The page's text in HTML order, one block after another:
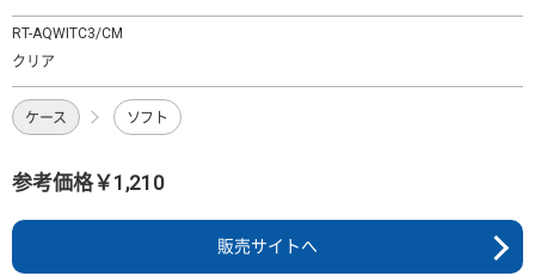
RT-AQWITC3/CM
クリア
ケース ソフト
参考価格￥1,210
販売サイトへ